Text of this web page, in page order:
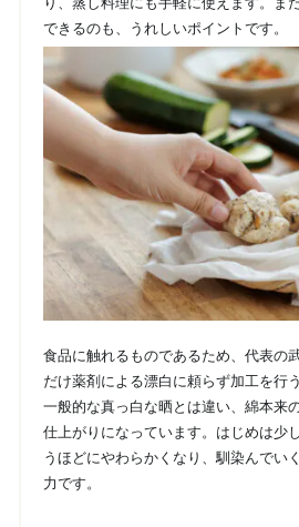
できるのも、うれしいポイントです。
食品に触れるものであるため、代表の
だけ薬剤による漂白に頼らず加工を行
一般的な真っ白な晒とは違い、綿本来
仕上がりになっています。はじめは少
うほどにやわらかくなり、馴染んでい
力です。